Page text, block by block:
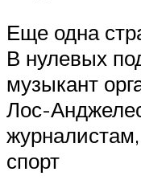
Еще одна
В нулевых
музыкант
Лос-
спорт